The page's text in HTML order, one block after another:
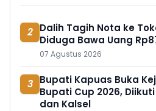
2 Dalih Tagih Nota ke
Diduga Bawa Uang
07 Agustus 2026
3 Bupati Kapuas Buka
Bupati Cup 2026,
dan Kalsel